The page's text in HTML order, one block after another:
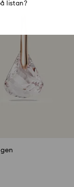
listan?